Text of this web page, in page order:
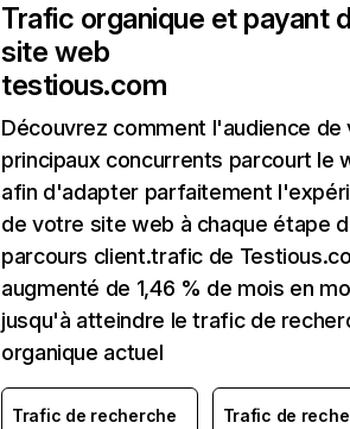
Trafic organique et payant
site web
testious.com
Découvrez comment l'audience de
principaux concurrents parcourt le
afin d'adapter parfaitement
de votre site web à chaque étape
parcours client.trafic de
augmenté de 1,46 % de mois en
jusqu'à atteindre le trafic de
organique actuel
Trafic de recherche
Trafic de